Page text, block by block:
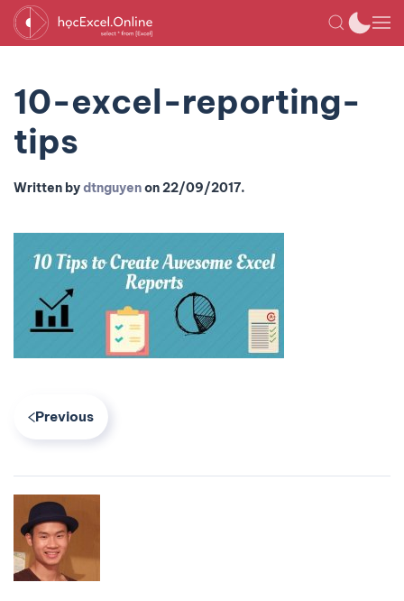
10-excel-reporting-
tips
Written bydtnguyenon22/09/2017.
Previous